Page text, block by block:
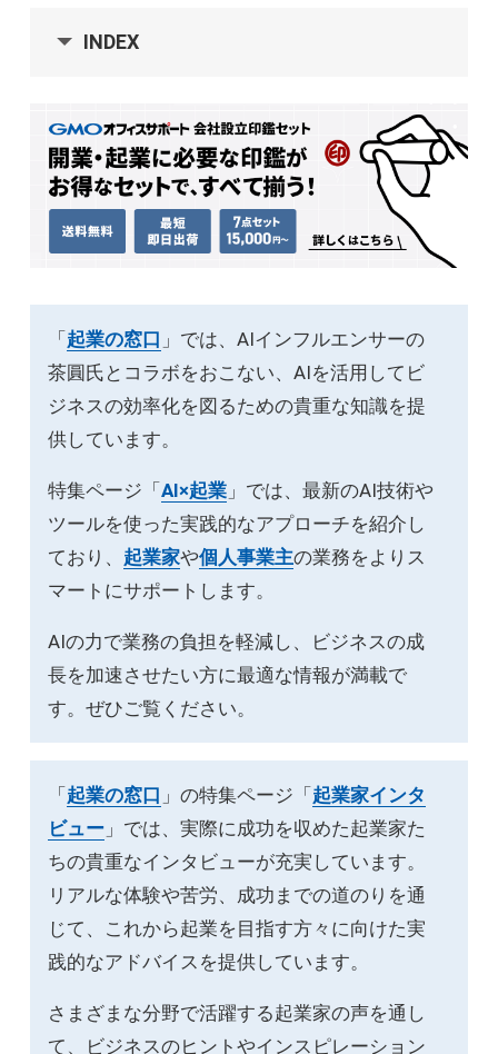
INDEX
「起業の窓口 」では、AIインフルエンサーの
茶圓氏とコラボをおこない、AIを活用してビ
ジネスの効率化を図るための貴重な知識を提
供しています。
特集ページ「AI×起業」では、最新のAI技術や
ツールを使った実践的なアプローチを紹介し
ており、 起業家や個人事業主の業務をよりス
マートにサポートします。
AIの力で業務の負担を軽減し、ビジネスの成
長を加速させたい方に最適な情報が満載で
す。ぜひご覧ください。
「起業の窓口 」の特集ページ「起業家インタ
ビュー」では、実際に成功を収めた起業家た
ちの貴重なインタビューが充実しています。
リアルな体験や苦労、成功までの道のりを通
じて、これから起業を目指す方々に向けた実
践的なアドバイスを提供しています。
さまざまな分野で活躍する起業家の声を通し
て、ビジネスのヒントやインスピレーション